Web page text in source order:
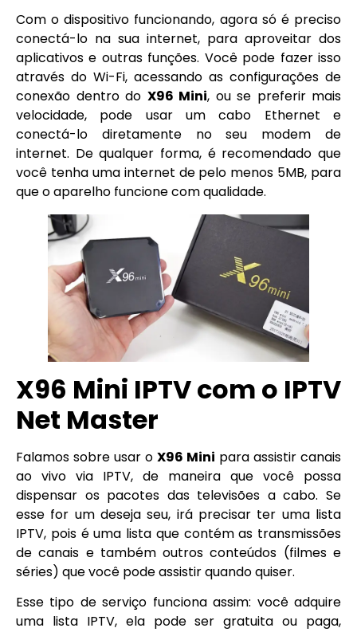
Com o dispositivo funcionando, agora só é preciso
conectá-lo na sua internet, para aproveitar dos
aplicativos e outras funções. Você pode fazer isso
através do Wi-Fi, acessando as configurações de
conexão dentro do X96 Mini, ou se preferir mais
velocidade, pode usar um cabo Ethernet e
conectá-lo diretamente no seu modem de
internet. De qualquer forma, é recomendado que
você tenha uma internet de pelo menos 5MB, para
que o aparelho funcione com qualidade.
X96 Mini IPTV com o IPTV
Net Master
Falamos sobre usar o X96 Mini para assistir canais
ao vivo via IPTV, de maneira que você possa
dispensar os pacotes das televisões a cabo. Se
esse for um deseja seu, irá precisar ter uma lista
IPTV, pois é uma lista que contém as transmissões
de canais e também outros conteúdos (filmes e
séries) que você pode assistir quando quiser.
Esse tipo de serviço funciona assim: você adquire
uma lista IPTV, ela pode ser gratuita ou paga,